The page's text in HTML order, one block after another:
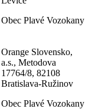
Obec Plavé Vozokany
Orange Slovensko,
a.s., Metodova
17764/8, 82108
Bratislava-Ružinov
Obec Plavé Vozokany